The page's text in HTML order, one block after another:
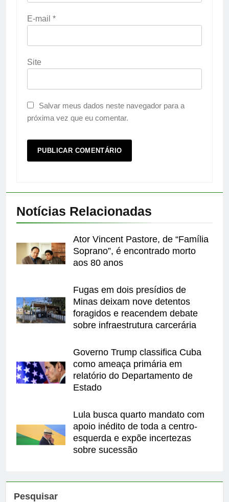
E-mail *
Site
Salvar meus dados neste navegador para a
próxima vez que eu comentar.
Notícias Relacionadas
Ator Vincent Pastore, de “Família
Soprano”, é encontrado morto
aos 80 anos
Fugas em dois presídios de
Minas deixam nove detentos
foragidos e reacendem debate
sobre infraestrutura carcerária
Governo Trump classifica Cuba
como ameaça primária em
relatório do Departamento de
Estado
Lula busca quarto mandato com
apoio inédito de toda a centro-
esquerda e expõe incertezas
sobre sucessão
Pesquisar